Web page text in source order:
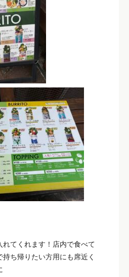
てくれます！店内で食べて
ち帰りたい方用にも席近く